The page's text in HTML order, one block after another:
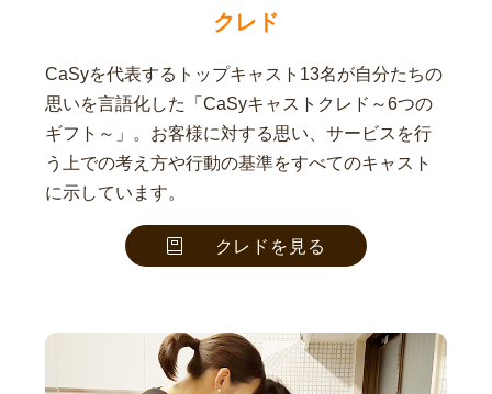
クレド
CaSyを代表するトップキャスト13名が自分たちの
思いを言語化した「CaSyキャストクレド～6つの
ギフト～」。お客様に対する思い、サービスを行
う上での考え方や行動の基準をすべてのキャスト
に示しています。
クレドを見る